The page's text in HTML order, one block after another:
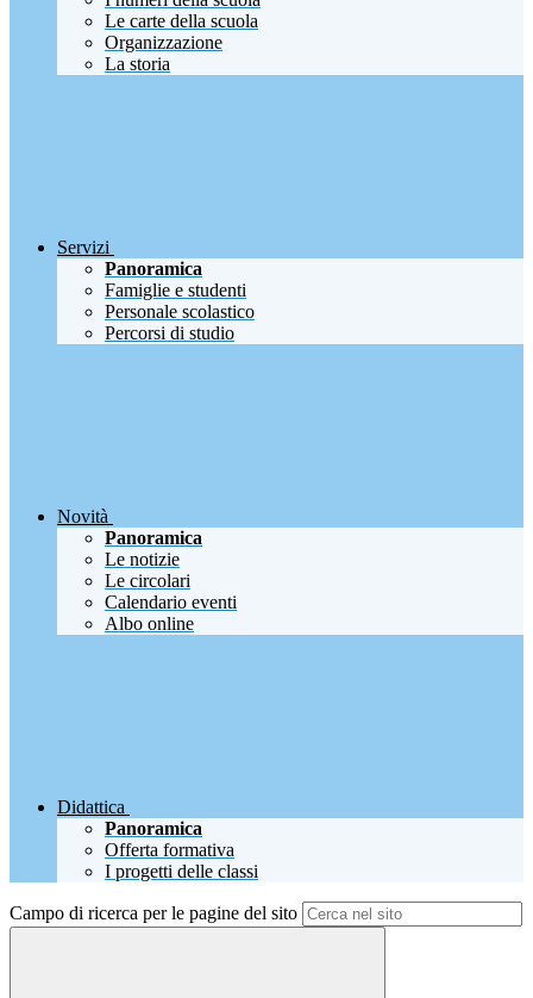
Le carte della scuola
Organizzazione
La storia
Servizi
Panoramica
Famiglie e studenti
Personale scolastico
Percorsi di studio
Novità
Panoramica
Le notizie
Le circolari
Calendario eventi
Albo online
Didattica
Panoramica
Offerta formativa
I progetti delle classi
Campo di ricerca per le pagine del sito